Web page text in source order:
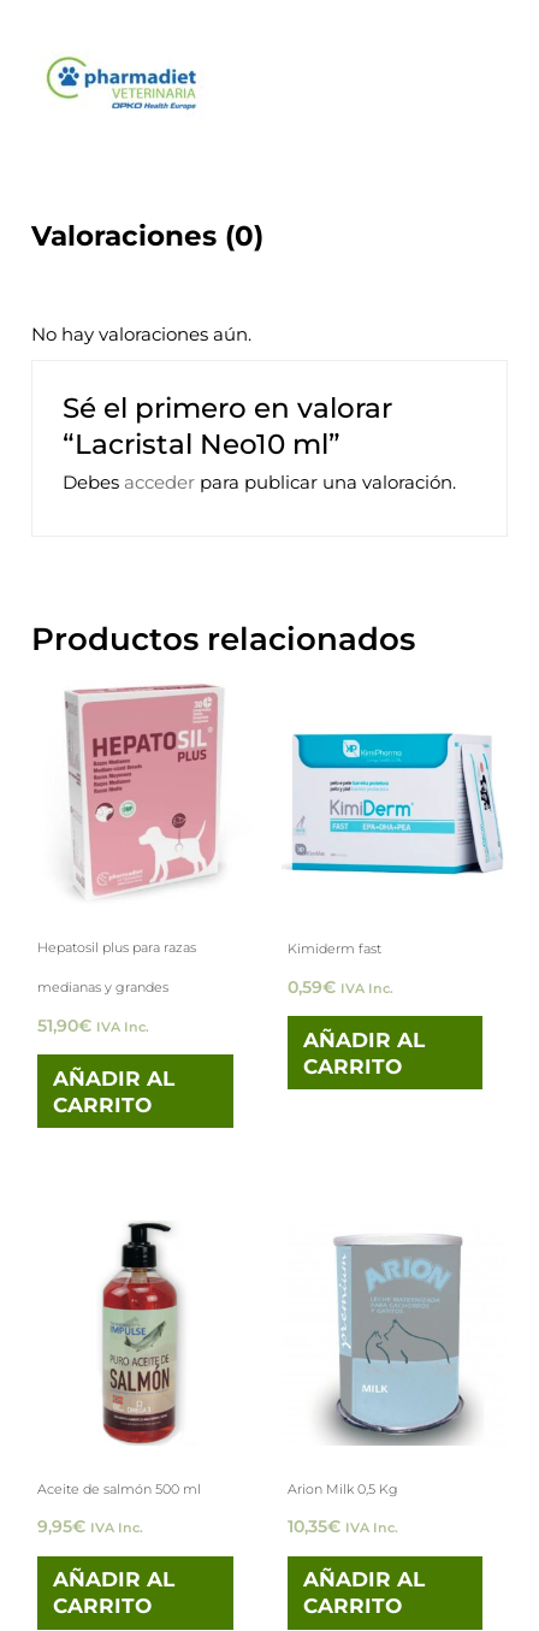
Valoraciones (0)
No hay valoraciones aún.
Sé el primero en valorar
“Lacristal Neo10 ml”
Debes acceder para publicar una valoración.
Productos relacionados
Hepatosil plus para razas
medianas y grandes
51,90€ IVA Inc.
AÑADIR AL
CARRITO
Kimiderm fast
0,59€ IVA Inc.
AÑADIR AL
CARRITO
Aceite de salmón 500 ml
9,95€ IVA Inc.
AÑADIR AL
CARRITO
Arion Milk 0,5 Kg
10,35€ IVA Inc.
AÑADIR AL
CARRITO